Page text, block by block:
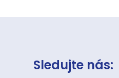
Sledujte nás: